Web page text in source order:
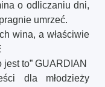
o odliczaniu dni,
umrzeć.
wina, a właściwie
to” GUARDIAN
dla młodzieży